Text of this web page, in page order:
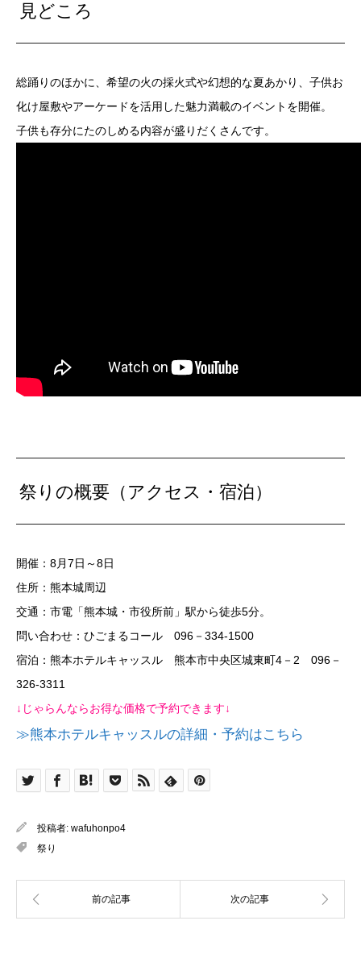
見どころ
総踊りのほかに、希望の火の採火式や幻想的な夏あかり、子供お
化け屋敷やアーケードを活用した魅力満載のイベントを開催。
子供も存分にたのしめる内容が盛りだくさんです。
祭りの概要（アクセス・宿泊）
開催：8月7日～8日
住所：熊本城周辺
交通：市電「熊本城・市役所前」駅から徒歩5分。
問い合わせ：ひごまるコール 096－334-1500
宿泊：熊本ホテルキャッスル 熊本市中央区城東町4－2 096－
326-3311
↓じゃらんならお得な価格で予約できます↓
≫熊本ホテルキャッスルの詳細・予約はこちら
投稿者: wafuhonpo4
祭り